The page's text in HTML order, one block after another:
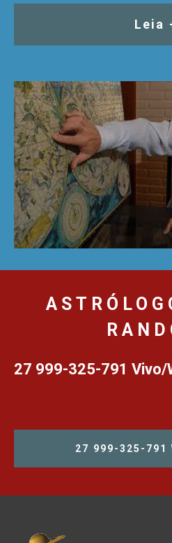
Leia
27 999-325-791 Vivo/
27 999-325-791